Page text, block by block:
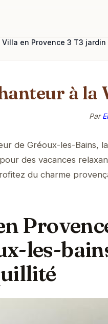
Villa en Provence 3 T3
à la
Par
de Gréoux-les-Bains,
des vacances
du charme
les-